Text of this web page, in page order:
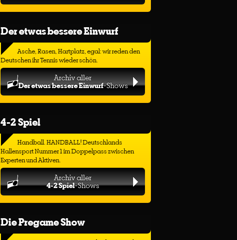
Der etwas bessere Einwurf
Asche, Rasen, Hartplatz, egal: wir reden den
Deutschen ihr Tennis wieder schön.
Archiv aller
Der etwas bessere Einwurf-Shows
4-2 Spiel
Handball. HANDBALL! Deutschlands
Hallensport Nummer 1 im Doppelpass zwischen
Experten und Aktiven.
Archiv aller
4-2 Spiel-Shows
Die Pregame Show